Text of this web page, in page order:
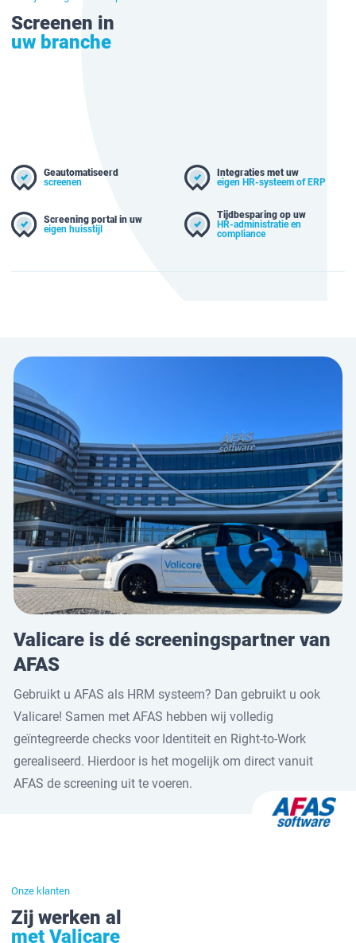
Screenen in
uw branche
Geautomatiseerd
screenen
Integraties met uw
eigen HR-systeem of ERP
Screening portal in uw
eigen huisstijl
Tijdbesparing op uw
HR-administratie en
compliance
Valicare is dé screeningspartner van
AFAS
Gebruikt u AFAS als HRM systeem? Dan gebruikt u ook
Valicare! Samen met AFAS hebben wij volledig
geïntegreerde checks voor Identiteit en Right-to-Work
gerealiseerd. Hierdoor is het mogelijk om direct vanuit
AFAS de screening uit te voeren.
Onze klanten
Zij werken al
met Valicare